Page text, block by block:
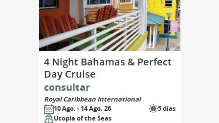
4 Night Bahamas & Perfect
Day Cruise
consultar
Royal Caribbean International
10 Ago. - 14 Ago. 26
5 días
Utopia of the Seas